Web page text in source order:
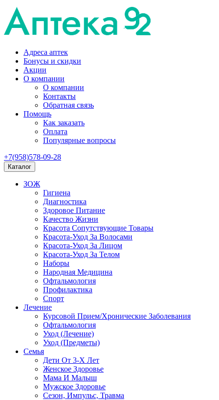
Адреса аптек
Бонусы и скидки
Акции
О компании
О компании
Контакты
Обратная связь
Помощь
Как заказать
Оплата
Популярные вопросы
+7(958)578-09-28
Каталог
ЗОЖ
Гигиена
Диагностика
Здоровое Питание
Качество Жизни
Красота Сопутствующие Товары
Красота-Уход За Волосами
Красота-Уход За Лицом
Красота-Уход За Телом
Наборы
Народная Медицина
Офтальмология
Профилактика
Спорт
Лечение
Курсовой Прием/Хронические Заболевания
Офтальмология
Уход (Лечение)
Уход (Предметы)
Семья
Дети От 3-Х Лет
Женское Здоровье
Мама И Малыш
Мужское Здоровье
Сезон, Импульс, Травма